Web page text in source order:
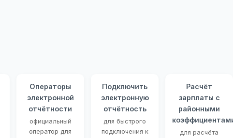
Операторы
электронной
отчётности
официальный
оператор для
Подключить
электронную
отчётность
для быстрого
подключения к
Расчёт
зарплаты с
районными
для расчёта